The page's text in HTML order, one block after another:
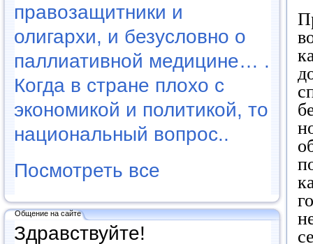
правозащитники и
олигархи, и безусловно о
паллиативной медицине… .
Когда в стране плохо с
экономикой и политикой, то
национальный вопрос..
Посмотреть все
Общение на сайте
Здравствуйте!